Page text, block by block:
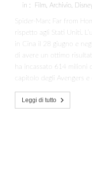
in :
Film, Archivio,
Spider-Man: Far from
rispetto agli Stati Uniti.
in Cina il 28 giugno e
di avere un ottimo
ha incassato 614 milioni
capitolo degli Avengers
Leggi di tutto